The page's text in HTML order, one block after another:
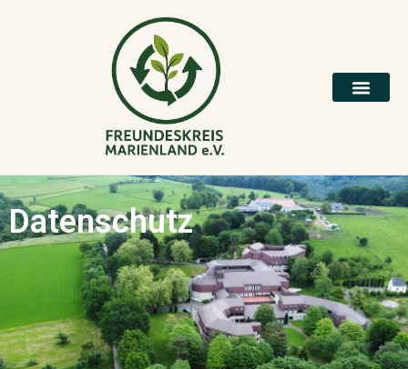
Datenschutz